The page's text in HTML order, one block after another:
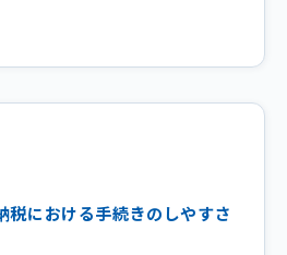
における手続きのしやすさ